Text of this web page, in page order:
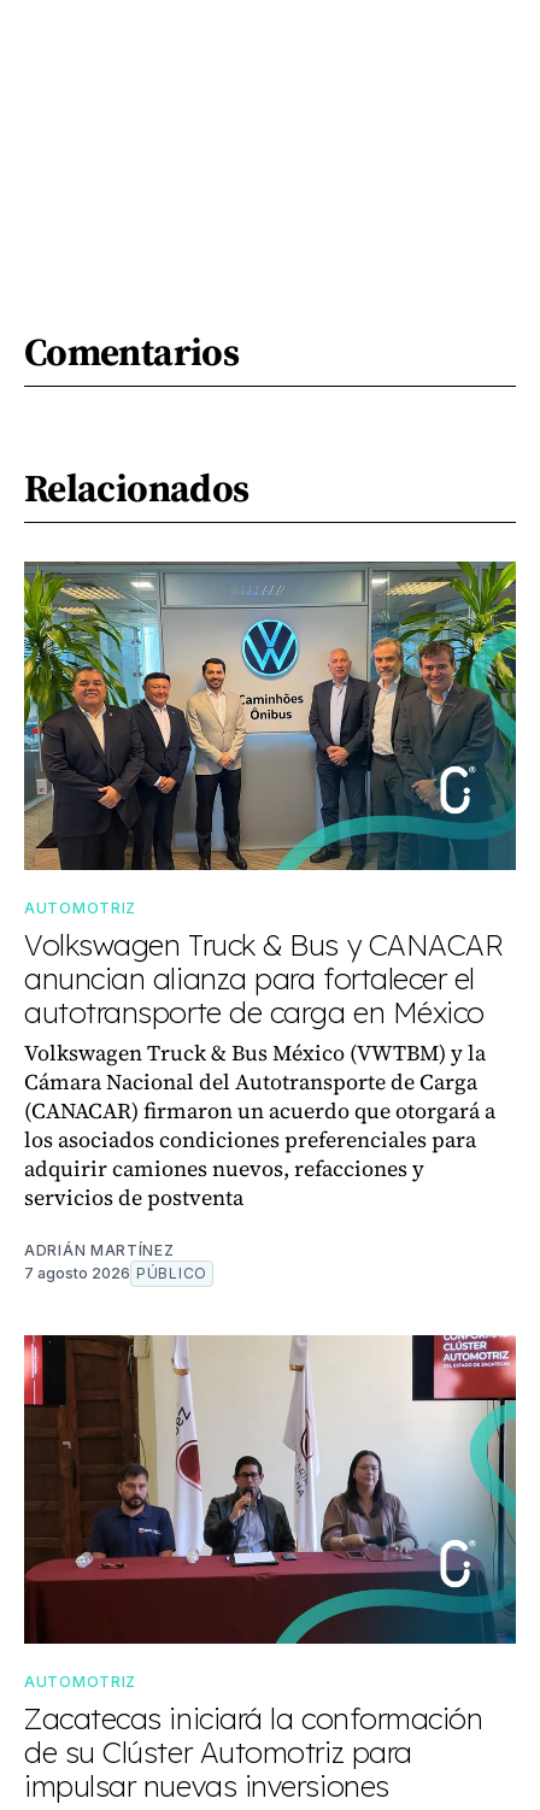
Comentarios
Relacionados
AUTOMOTRIZ
Volkswagen Truck & Bus y CANACAR
anuncian alianza para fortalecer el
autotransporte de carga en México
Volkswagen Truck & Bus México (VWTBM) y la
Cámara Nacional del Autotransporte de Carga
(CANACAR) firmaron un acuerdo que otorgará a
los asociados condiciones preferenciales para
adquirir camiones nuevos, refacciones y
servicios de postventa
ADRIÁN MARTÍNEZ
7 agosto 2026 PÚBLICO
AUTOMOTRIZ
Zacatecas iniciará la conformación
de su Clúster Automotriz para
impulsar nuevas inversiones